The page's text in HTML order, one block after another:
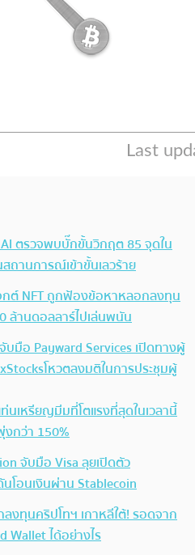
ตรวจพบบั๊กขั้นวิกฤต 85 จุดใน
ถานการณ์เข้าขั้นเลวร้าย
กต์ NFT ถูกฟ้องข้อหาหลอกลงทุน
ล้านดอลลาร์ไปเล่นพนัน
บมือ Payward Services เปิดทางผู้
โหวตลงมติในการประชุมผู้
นเหรียญมีมที่โตแรงที่สุดในเวลานี้
กว่า 150%
จับมือ Visa ลุยเปิดตัว
โอนเงินผ่าน Stablecoin
งทุนคริปโทฯ เกาหลีใต้! รอดจาก
Wallet ได้อย่างไร